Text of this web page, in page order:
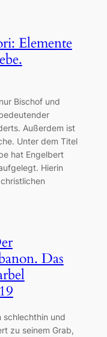
Elemente
Bischof und
Außerdem ist
Unter dem Titel
hat Engelbert
Hierin
Das
schlechthin und
zu seinem Grab,